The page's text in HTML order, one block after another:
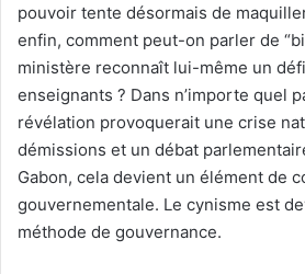
pouvoir tente désormais de
enfin, comment peut-on parler de
ministère reconnaît lui-même un
enseignants ? Dans n’importe quel
révélation provoquerait une crise
démissions et un débat
Gabon, cela devient un élément de
gouvernementale. Le cynisme est
méthode de gouvernance.